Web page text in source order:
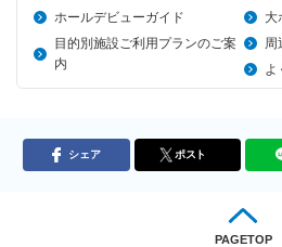
ホールデビューガイド
大
目的別施設ご利用プランのご案
内
周
よ
シェア ポスト
PAGETOP